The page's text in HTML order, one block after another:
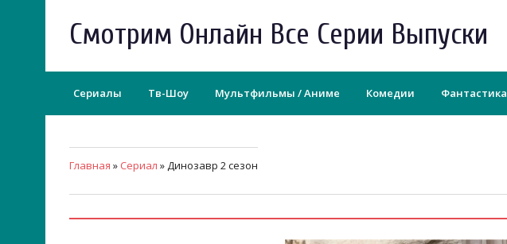
Смотрим Онлайн Все Серии Выпуски
Сериалы Тв-Шоу Мультфильмы / Аниме Комедии Фантастика
Главная » Сериал » Динозавр 2 сезон